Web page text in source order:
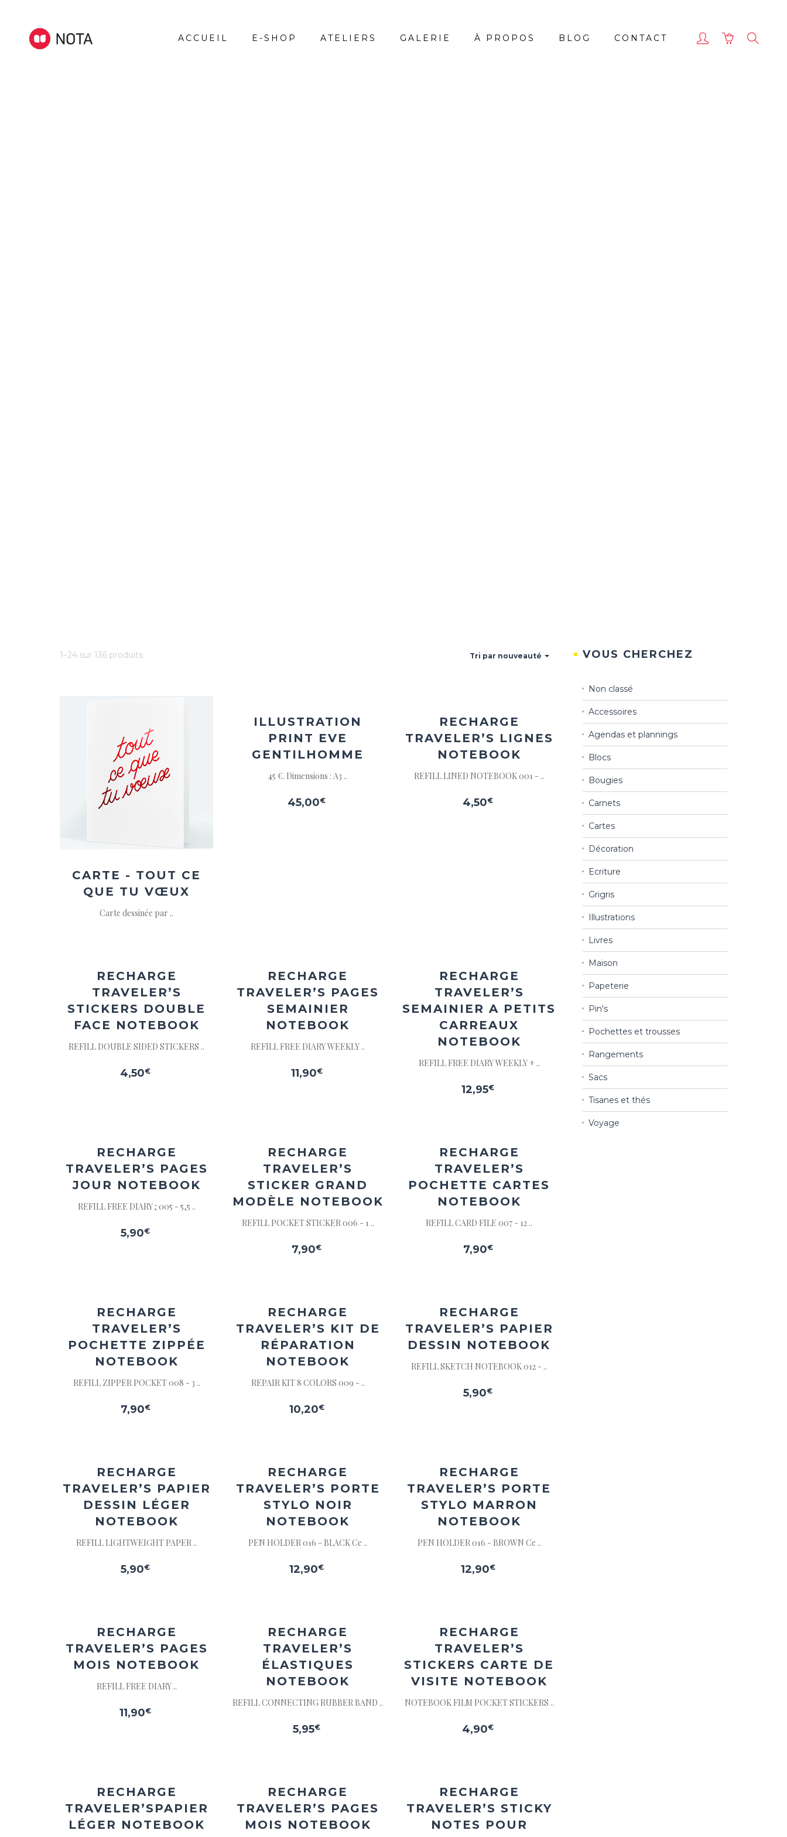
ACCUEIL E-SHOP ATELIERS GALERIE À PROPOS BLOG CONTACT
1–24 sur 136 produits Tri par nouveauté
Ajouter
à la
wishlist
CARTE - TOUT CE
QUE TU VŒUX
Carte dessinée par ..
ILLUSTRATION
PRINT EVE
GENTILHOMME
45 €. Dimensions : A3 ..
45,00€
RECHARGE
TRAVELER’S LIGNES
NOTEBOOK
REFILL LINED NOTEBOOK 001 - ..
4,50€
RECHARGE
TRAVELER’S
STICKERS DOUBLE
FACE NOTEBOOK
REFILL DOUBLE SIDED STICKERS ..
4,50€
RECHARGE
TRAVELER’S PAGES
SEMAINIER
NOTEBOOK
REFILL FREE DIARY WEEKLY ..
11,90€
RECHARGE
TRAVELER’S
SEMAINIER A PETITS
CARREAUX
NOTEBOOK
REFILL FREE DIARY WEEKLY + ..
12,95€
RECHARGE
TRAVELER’S PAGES
JOUR NOTEBOOK
REFILL FREE DIARY ; 005 - 5,5 ..
5,90€
RECHARGE
TRAVELER’S
STICKER GRAND
MODÈLE NOTEBOOK
REFILL POCKET STICKER 006 - 1 ..
7,90€
RECHARGE
TRAVELER’S
POCHETTE CARTES
NOTEBOOK
REFILL CARD FILE 007 - 12 ..
7,90€
RECHARGE
TRAVELER’S
POCHETTE ZIPPÉE
NOTEBOOK
REFILL ZIPPER POCKET 008 - 3 ..
7,90€
RECHARGE
TRAVELER’S KIT DE
RÉPARATION
NOTEBOOK
REPAIR KIT 8 COLORS 009 - ..
10,20€
RECHARGE
TRAVELER’S PAPIER
DESSIN NOTEBOOK
REFILL SKETCH NOTEBOOK 012 - ..
5,90€
RECHARGE
TRAVELER’S PAPIER
DESSIN LÉGER
NOTEBOOK
REFILL LIGHTWEIGHT PAPER ..
5,90€
RECHARGE
TRAVELER’S PORTE
STYLO NOIR
NOTEBOOK
PEN HOLDER 016 - BLACK Ce ..
12,90€
RECHARGE
TRAVELER’S PORTE
STYLO MARRON
NOTEBOOK
PEN HOLDER 016 - BROWN Ce ..
12,90€
RECHARGE
TRAVELER’S PAGES
MOIS NOTEBOOK
REFILL FREE DIARY ..
11,90€
RECHARGE
TRAVELER’S
ÉLASTIQUES
NOTEBOOK
REFILL CONNECTING RUBBER BAND ..
5,95€
RECHARGE
TRAVELER’S
STICKERS CARTE DE
VISITE NOTEBOOK
NOTEBOOK FILM POCKET STICKERS ..
4,90€
RECHARGE
TRAVELER’S PAPIER
LÉGER NOTEBOOK
RECHARGE
TRAVELER’S PAGES
MOIS NOTEBOOK
RECHARGE
TRAVELER’S STICKY
NOTES POUR
VOUS CHERCHEZ
Non classé
Accessoires
Agendas et plannings
Blocs
Bougies
Carnets
Cartes
Décoration
Ecriture
Grigris
Illustrations
Livres
Maison
Papeterie
Pin's
Pochettes et trousses
Rangements
Sacs
Tisanes et thés
Voyage